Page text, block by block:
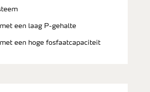
een laag P-gehalte
een hoge fosfaatcapaciteit